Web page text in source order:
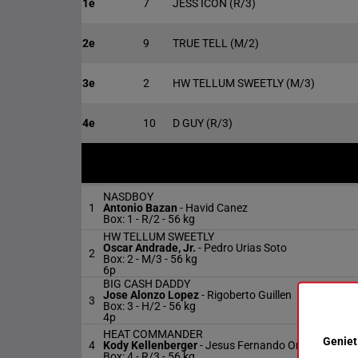
1e 7 JESS ICON (R/3)
2e 9 TRUE TELL (M/2)
3e 2 HW TELLUM SWEETLY (M/3)
4e 10 D GUY (R/3)
1
NASDBOY
Antonio Bazan - Havid Canez
Box: 1 - R/2 - 56 kg
2
HW TELLUM SWEETLY
Oscar Andrade, Jr. - Pedro Urias Soto
Box: 2 - M/3 - 56 kg
6p
3
BIG CASH DADDY
Jose Alonzo Lopez- Rigoberto Guillen
Box: 3 - H/2 - 56 kg
4p
4
HEAT COMMANDER
Kody Kellenberger-Jesus Fernando Ortega, Sr.